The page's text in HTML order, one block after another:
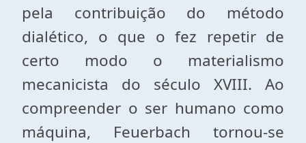
pela contribuição do método
dialético, o que o fez repetir de
certo modo o materialismo
mecanicista do século XVIII. Ao
compreender o ser humano como
máquina, Feuerbach tornou-se